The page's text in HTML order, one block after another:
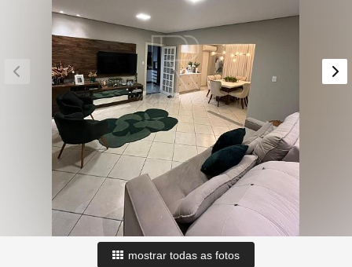
mostrar todas as fotos